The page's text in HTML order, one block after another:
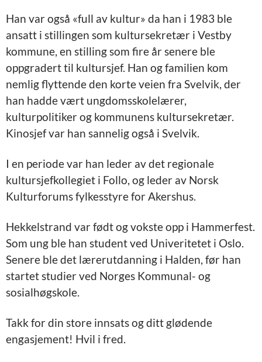
Han var også «full av kultur» da han i 1983 ble
ansatt i stillingen som kultursekretær i Vestby
kommune, en stilling som fire år senere ble
oppgradert til kultursjef. Han og familien kom
nemlig flyttende den korte veien fra Svelvik, der
han hadde vært ungdomsskolelærer,
kulturpolitiker og kommunens kultursekretær.
Kinosjef var han sannelig også i Svelvik.
I en periode var han leder av det regionale
kultursjefkollegiet i Follo, og leder av Norsk
Kulturforums fylkesstyre for Akershus.
Hekkelstrand var født og vokste opp i Hammerfest.
Som ung ble han student ved Univeritetet i Oslo.
Senere ble det lærerutdanning i Halden, før han
startet studier ved Norges Kommunal- og
sosialhøgskole.
Takk for din store innsats og ditt glødende
engasjement! Hvil i fred.